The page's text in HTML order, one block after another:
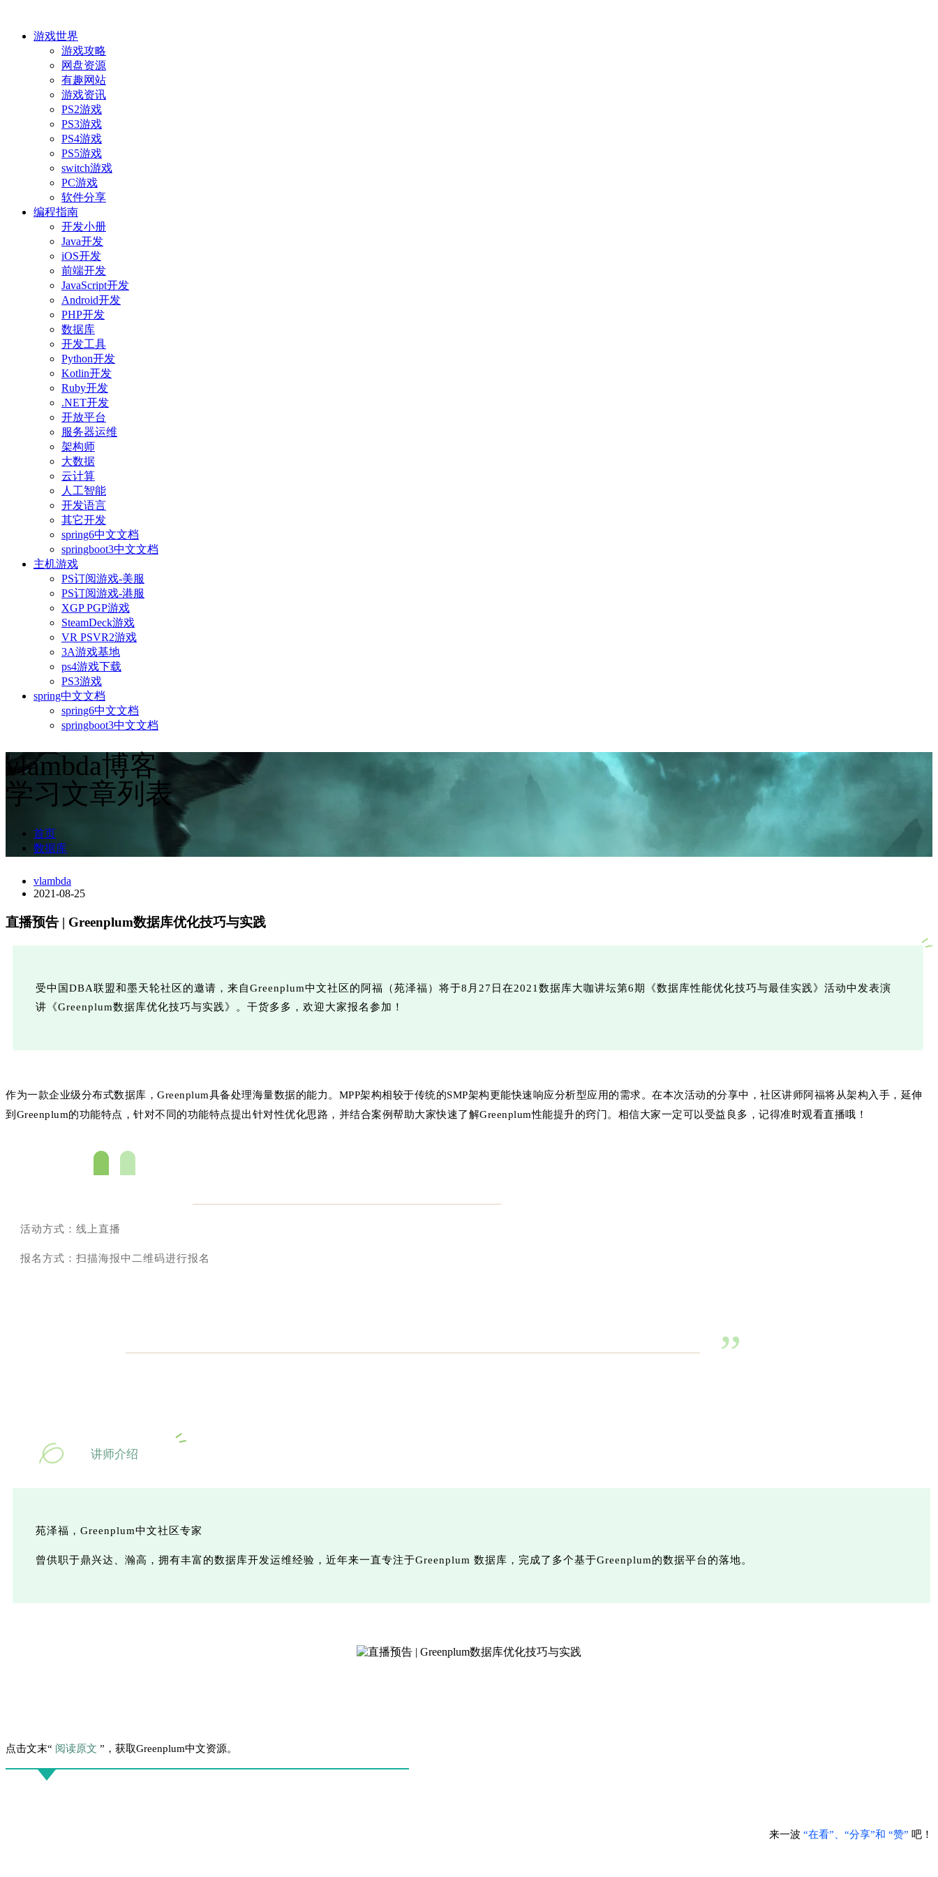
游戏世界
游戏攻略
网盘资源
有趣网站
游戏资讯
PS2游戏
PS3游戏
PS4游戏
PS5游戏
switch游戏
PC游戏
软件分享
编程指南
开发小册
Java开发
iOS开发
前端开发
JavaScript开发
Android开发
PHP开发
数据库
开发工具
Python开发
Kotlin开发
Ruby开发
.NET开发
开放平台
服务器运维
架构师
大数据
云计算
人工智能
开发语言
其它开发
spring6中文文档
springboot3中文文档
主机游戏
PS订阅游戏-美服
PS订阅游戏-港服
XGP PGP游戏
SteamDeck游戏
VR PSVR2游戏
3A游戏基地
ps4游戏下载
PS3游戏
spring中文文档
spring6中文文档
springboot3中文文档
vlambda博客
学习文章列表
首页
数据库
vlambda
2021-08-25
直播预告 | Greenplum数据库优化技巧与实践
受中国DBA联盟和墨天轮社区的邀请，来自Greenplum中文社区的阿福（苑泽福）将于8月27日在2021数据库大咖讲坛第6期《数据库性能优化技巧与最佳实践》活动中发表演
讲《Greenplum数据库优化技巧与实践》。干货多多，欢迎大家报名参加！
作为一款企业级分布式数据库，Greenplum具备处理海量数据的能力。MPP架构相较于传统的SMP架构更能快速响应分析型应用的需求。在本次活动的分享中，社区讲师阿福将从架构入手，延伸
到Greenplum的功能特点，针对不同的功能特点提出针对性优化思路，并结合案例帮助大家快速了解Greenplum性能提升的窍门。相信大家一定可以受益良多，记得准时观看直播哦！
活动方式：线上直播
报名方式：扫描海报中二维码进行报名
”
讲师介绍
苑泽福，Greenplum中文社区专家
曾供职于鼎兴达、瀚高，拥有丰富的数据库开发运维经验，近年来一直专注于Greenplum 数据库，完成了多个基于Greenplum的数据平台的落地。
点击文末“ 阅读原文 ”，获取Greenplum中文资源。
来一波 “在看”、“分享”和 “赞” 吧！